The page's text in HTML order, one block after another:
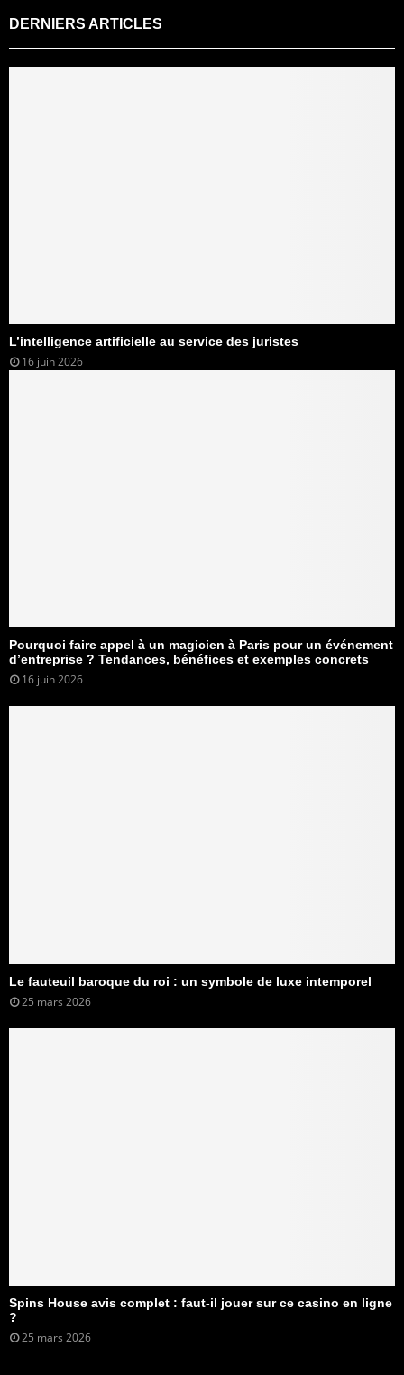
DERNIERS ARTICLES
L’intelligence artificielle au service des juristes
16 juin 2026
Pourquoi faire appel à un magicien à Paris pour un événement
d’entreprise ? Tendances, bénéfices et exemples concrets
16 juin 2026
Le fauteuil baroque du roi : un symbole de luxe intemporel
25 mars 2026
Spins House avis complet : faut-il jouer sur ce casino en ligne
?
25 mars 2026